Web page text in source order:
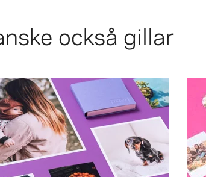
också gillar